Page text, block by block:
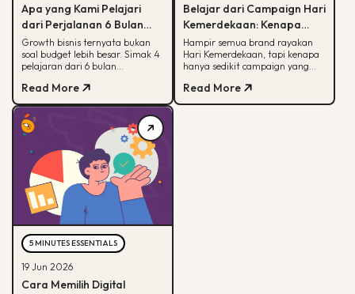
Apa yang Kami Pelajari
dari Perjalanan 6 Bulan
Membantu Sebuah Brand
Outdoor Bertumbuh
Growth bisnis ternyata bukan
soal budget lebih besar. Simak 4
pelajaran dari 6 bulan
memahami peran tiap channel
marketing
Read More
Belajar dari Campaign Hari
Kemerdekaan: Kenapa
Hanya Sedikit yang Benar-
Benar Diingat?
Hampir semua brand rayakan
Hari Kemerdekaan, tapi kenapa
hanya sedikit campaign yang
untuk bikin campaign yang
bermakna.
Read More
5 MINUTES ESSENTIALS
19 Jun 2026
Cara Memilih Digital